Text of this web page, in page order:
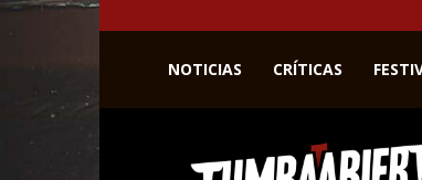
NOTICIAS CRÍTICAS
web